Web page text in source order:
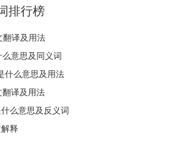
排行榜
译及用法
意思及同义词
什么意思及用法
译及用法
么意思及反义词
释